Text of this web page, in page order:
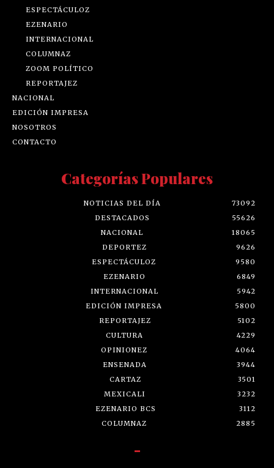
ESPECTÁCULOZ
EZENARIO
INTERNACIONAL
COLUMNAZ
ZOOM POLÍTICO
REPORTAJEZ
NACIONAL
EDICIÓN IMPRESA
NOSOTROS
CONTACTO
Categorías Populares
NOTICIAS DEL DÍA
73092
DESTACADOS
55626
NACIONAL
18065
DEPORTEZ
9626
ESPECTÁCULOZ
9580
EZENARIO
6849
INTERNACIONAL
5942
EDICIÓN IMPRESA
5800
REPORTAJEZ
5102
CULTURA
4229
OPINIONEZ
4064
ENSENADA
3944
CARTAZ
3501
MEXICALI
3232
EZENARIO BCS
3112
COLUMNAZ
2885
-